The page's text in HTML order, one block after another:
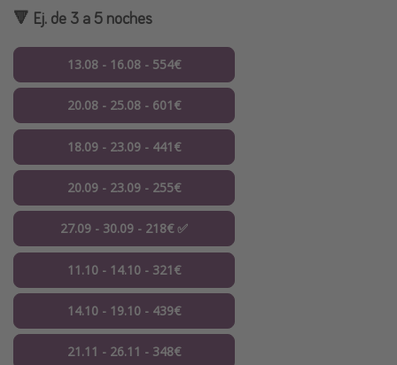
🔻 Ej. de 3 a 5 noches
13.08 - 16.08 - 554€
20.08 - 25.08 - 601€
18.09 - 23.09 - 441€
20.09 - 23.09 - 255€
27.09 - 30.09 - 218€ ✅
11.10 - 14.10 - 321€
14.10 - 19.10 - 439€
21.11 - 26.11 - 348€